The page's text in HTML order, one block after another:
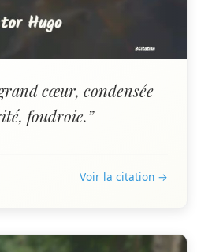
cœur, condensée
foudroie.”
Voir la citation →